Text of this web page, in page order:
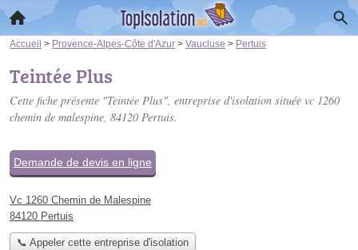
Accueil > Provence-Alpes-Côte d'Azur > Vaucluse > Pertuis
Teintée Plus
Cette fiche présente "Teintée Plus", entreprise d'isolation située vc 1260
chemin de malespine, 84120 Pertuis.
Demande de devis en ligne
Vc 1260 Chemin de Malespine
84120 Pertuis
📞 Appeler cette entreprise d'isolation